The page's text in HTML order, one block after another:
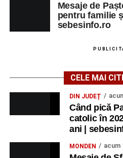
Mesaje de
pentru familie
sebesinfo.ro
CELE MAI
DIN JUDEȚ
Când pică
catolic în
ani |
MONDEN acum